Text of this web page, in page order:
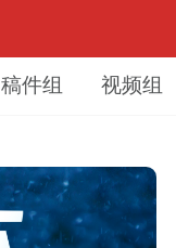
稿件组 视频组